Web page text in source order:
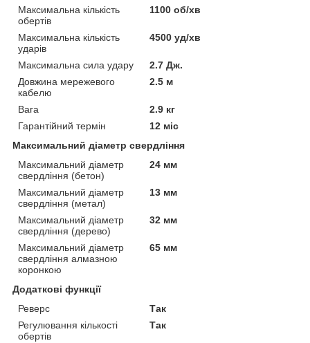
Максимальна кількість
обертів
1100 об/хв
Максимальна кількість
ударів
4500 уд/хв
Максимальна сила удару
2.7 Дж.
Довжина мережевого
кабелю
2.5 м
Вага
2.9 кг
Гарантійний термін
12 міс
Максимальний діаметр свердління
Максимальний діаметр
свердління (бетон)
24 мм
Максимальний діаметр
свердління (метал)
13 мм
Максимальний діаметр
свердління (дерево)
32 мм
Максимальний діаметр
свердління алмазною
коронкою
65 мм
Додаткові функції
Реверс
Так
Регулювання кількості
обертів
Так